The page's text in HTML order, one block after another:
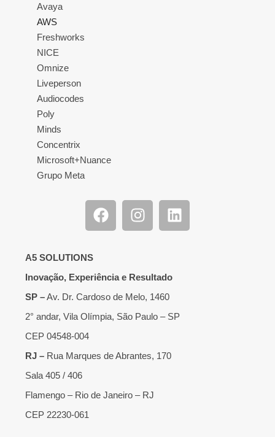
Avaya
AWS
Freshworks
NICE
Omnize
Liveperson
Audiocodes
Poly
Minds
Concentrix
Microsoft+Nuance
Grupo Meta
A5 SOLUTIONS
Inovação, Experiência e Resultado
SP –Av. Dr. Cardoso de Melo, 1460
2° andar, Vila Olímpia, São Paulo – SP
CEP 04548-004
RJ – Rua Marques de Abrantes, 170
Sala 405 / 406
Flamengo – Rio de Janeiro – RJ
CEP 22230-061